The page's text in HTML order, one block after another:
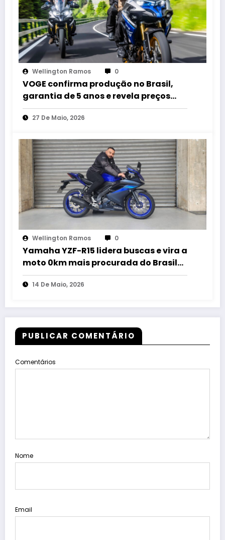
Wellington Ramos 0
VOGE confirma produção no Brasil,
garantia de 5 anos e revela preços
das motos premium
27 De Maio, 2026
Wellington Ramos 0
Yamaha YZF-R15 lidera buscas e vira a
moto 0km mais procurada do Brasil
em abril de 2026
14 De Maio, 2026
PUBLICAR COMENTÁRIO
Comentários
Nome
Email